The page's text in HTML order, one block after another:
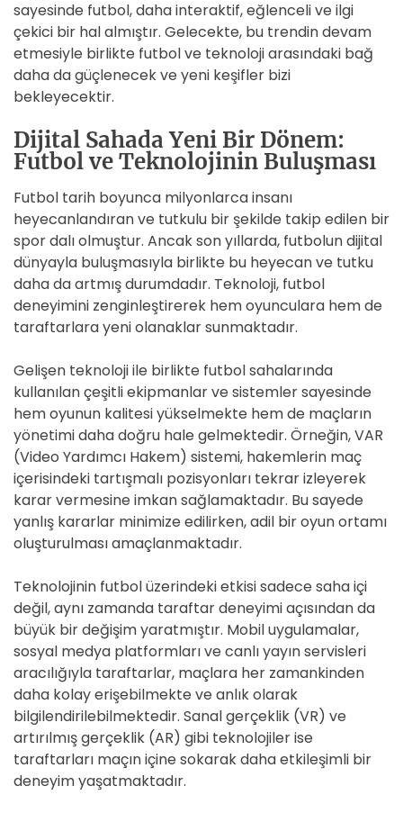
sayesinde futbol, daha interaktif, eğlenceli ve ilgi
çekici bir hal almıştır. Gelecekte, bu trendin devam
etmesiyle birlikte futbol ve teknoloji arasındaki bağ
daha da güçlenecek ve yeni keşifler bizi
bekleyecektir.
Dijital Sahada Yeni Bir Dönem:
Futbol ve Teknolojinin Buluşması
Futbol tarih boyunca milyonlarca insanı
heyecanlandıran ve tutkulu bir şekilde takip edilen bir
spor dalı olmuştur. Ancak son yıllarda, futbolun dijital
dünyayla buluşmasıyla birlikte bu heyecan ve tutku
daha da artmış durumdadır. Teknoloji, futbol
deneyimini zenginleştirerek hem oyunculara hem de
taraftarlara yeni olanaklar sunmaktadır.
Gelişen teknoloji ile birlikte futbol sahalarında
kullanılan çeşitli ekipmanlar ve sistemler sayesinde
hem oyunun kalitesi yükselmekte hem de maçların
yönetimi daha doğru hale gelmektedir. Örneğin, VAR
(Video Yardımcı Hakem) sistemi, hakemlerin maç
içerisindeki tartışmalı pozisyonları tekrar izleyerek
karar vermesine imkan sağlamaktadır. Bu sayede
yanlış kararlar minimize edilirken, adil bir oyun ortamı
oluşturulması amaçlanmaktadır.
Teknolojinin futbol üzerindeki etkisi sadece saha içi
değil, aynı zamanda taraftar deneyimi açısından da
büyük bir değişim yaratmıştır. Mobil uygulamalar,
sosyal medya platformları ve canlı yayın servisleri
aracılığıyla taraftarlar, maçlara her zamankinden
daha kolay erişebilmekte ve anlık olarak
bilgilendirilebilmektedir. Sanal gerçeklik (VR) ve
artırılmış gerçeklik (AR) gibi teknolojiler ise
taraftarları maçın içine sokarak daha etkileşimli bir
deneyim yaşatmaktadır.